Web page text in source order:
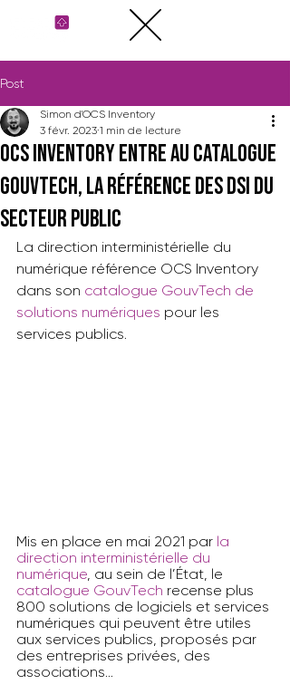
Post
OCS Inventory entre au catalogue
GouvTech, la référence des DSI du
secteur public
Simon d'OCS Inventory
3 févr. 2023 1 min de lecture
La direction interministérielle du
numérique référence OCS Inventory
dans son catalogue GouvTech de
solutions numériques pour les
services publics.
Mis en place en mai 2021 par la
direction interministérielle du
numérique , au sein de l’État, le
catalogue GouvTech recense plus
800 solutions de logiciels et services
numériques qui peuvent être utiles
aux services publics, proposés par
des entreprises privées, des
associations…